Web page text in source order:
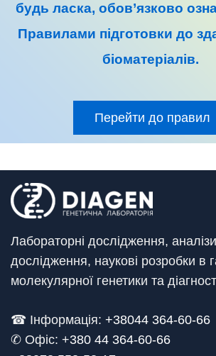
будь ласка, обов’язково
Правилами підготовки до
біоматеріалів.
Перейти до правил
Лабораторні дослідження, аналізи
дослідження, наукові розробки в
молекулярної генетики та
☎ Інформація: +38044 364-60-66
✆ Офіс: +380 44 364-60-66